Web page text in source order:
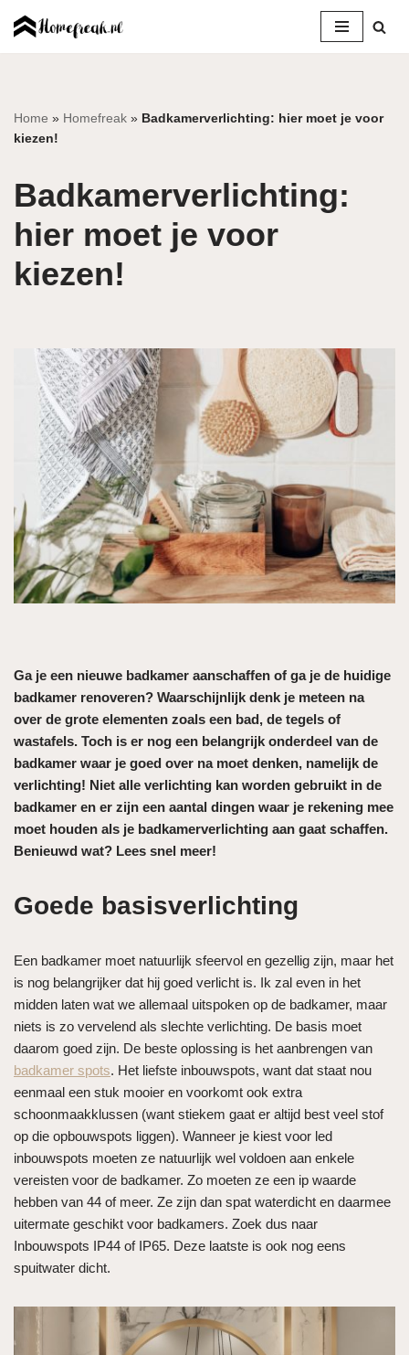
inhoud
Home » Homefreak » Badkamerverlichting: hier moet je voor
kiezen!
Badkamerverlichting:
hier moet je voor
kiezen!
Ga je een nieuwe badkamer aanschaffen of ga je de huidige
badkamer renoveren? Waarschijnlijk denk je meteen na
over de grote elementen zoals een bad, de tegels of
wastafels. Toch is er nog een belangrijk onderdeel van de
badkamer waar je goed over na moet denken, namelijk de
verlichting! Niet alle verlichting kan worden gebruikt in de
badkamer en er zijn een aantal dingen waar je rekening mee
moet houden als je badkamerverlichting aan gaat schaffen.
Benieuwd wat? Lees snel meer!
Goede basisverlichting
Een badkamer moet natuurlijk sfeervol en gezellig zijn, maar het
is nog belangrijker dat hij goed verlicht is. Ik zal even in het
midden laten wat we allemaal uitspoken op de badkamer, maar
niets is zo vervelend als slechte verlichting. De basis moet
daarom goed zijn. De beste oplossing is het aanbrengen van
badkamer spots. Het liefste inbouwspots, want dat staat nou
eenmaal een stuk mooier en voorkomt ook extra
schoonmaakklussen (want stiekem gaat er altijd best veel stof
op die opbouwspots liggen). Wanneer je kiest voor led
inbouwspots moeten ze natuurlijk wel voldoen aan enkele
vereisten voor de badkamer. Zo moeten ze een ip waarde
hebben van 44 of meer. Ze zijn dan spat waterdicht en daarmee
uitermate geschikt voor badkamers. Zoek dus naar
Inbouwspots IP44 of IP65. Deze laatste is ook nog eens
spuitwater dicht.